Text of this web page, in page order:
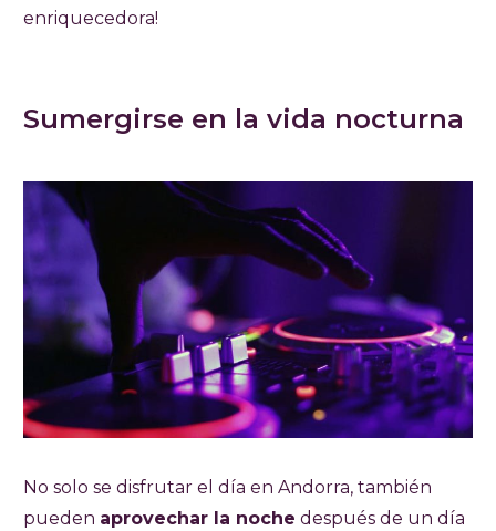
enriquecedora!
Sumergirse en la vida nocturna
No solo se disfrutar el día en Andorra, también
pueden aprovechar la noche después de un día